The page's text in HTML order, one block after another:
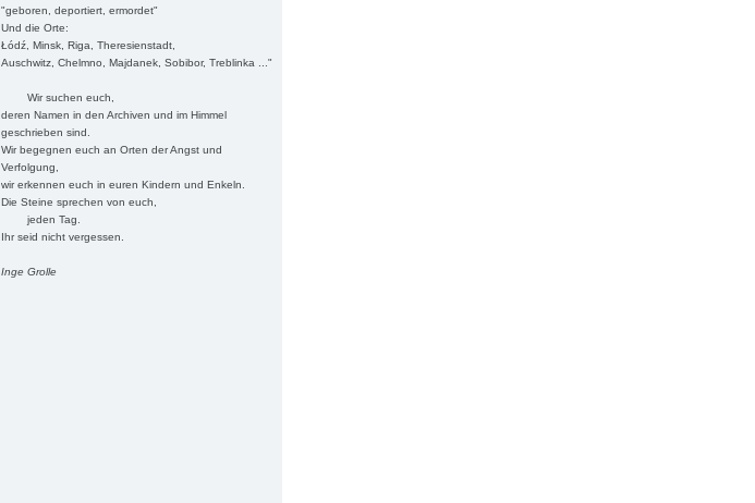
"geboren, deportiert, ermordet"
Und die Orte:
Łódź, Minsk, Riga, Theresienstadt,
Auschwitz, Chelmno, Majdanek, Sobibor, Treblinka ..."
Wir suchen euch,
deren Namen in den Archiven und im Himmel
geschrieben sind.
Wir begegnen euch an Orten der Angst und
Verfolgung,
wir erkennen euch in euren Kindern und Enkeln.
Die Steine sprechen von euch,
jeden Tag.
Ihr seid nicht vergessen.
Inge Grolle